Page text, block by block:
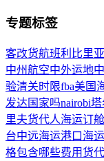
专题标签
客改货航班利比里
中州航空中外运地
验清关时限fba美国
发达国家吗nairobi塔
里夫货代人海运订
台中远海运港口 海
格包含哪些费用货